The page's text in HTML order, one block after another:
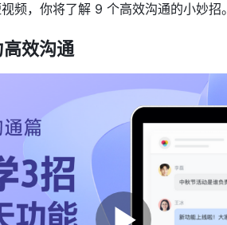
频，你将了解 9 个高效沟通的小妙招。
效沟通